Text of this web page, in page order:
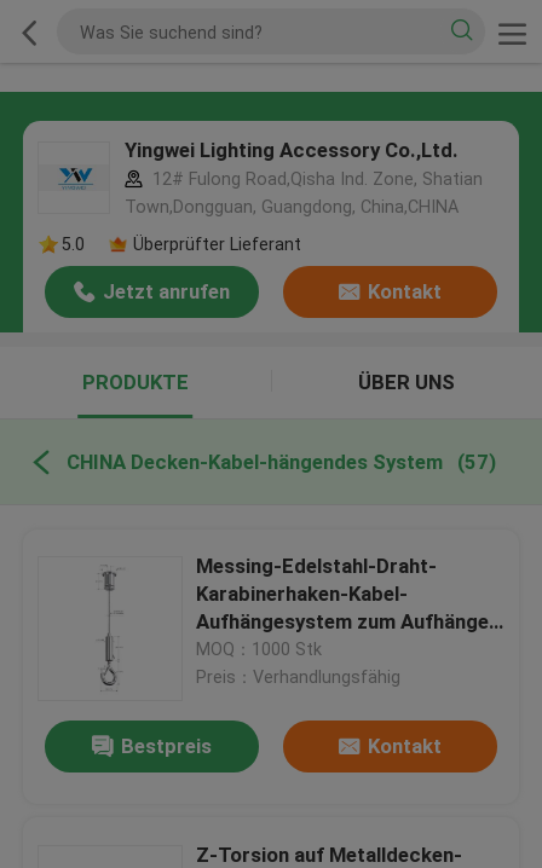
Yingwei Lighting Accessory Co.,Ltd.
12# Fulong Road,Qisha Ind. Zone, Shatian
Town,Dongguan, Guangdong, China,CHINA
5.0
Überprüfter Lieferant
Jetzt anrufen Kontakt
PRODUKTE ÜBER UNS
CHINA Decken-Kabel-hängendes System (57)
Messing-Edelstahl-Draht-
Karabinerhaken-Kabel-
Aufhängesystem zum Aufhängen
von Beleuchtung
MOQ：1000 Stk
Preis：Verhandlungsfähig
Bestpreis Kontakt
Z-Torsion auf Metalldecken-